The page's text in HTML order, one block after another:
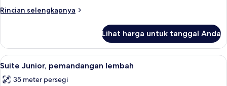
Rincian selengkapnya
Rincian
Kamar
Double,
pemandangan
Lihat harga untuk tanggal Anda
Lihat
semua
foto
Suite Junior, pemandangan lembah
10
Suite Junior, pemandangan lembah
35 meter persegi